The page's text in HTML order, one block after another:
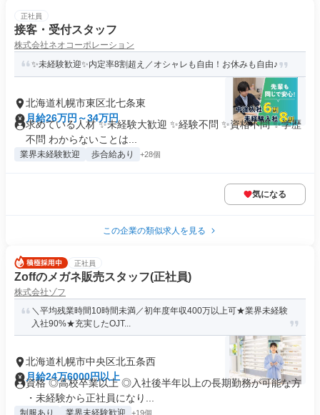
正社員
接客・受付スタッフ
株式会社ネオコーポレーション
✨未経験歓迎✨内定率8割超え／オシャレも自由！お休みも自由♪
北海道札幌市東区北七条東
月給26万円～34万円
求めている人材 ✨未経験大歓迎 ✨経験不問 ✨資格不問 ✨学歴
不問 わからないことは...
業界未経験歓迎 歩合給あり +28個
気になる
この企業の類似求人を見る
正社員
Zoffのメガネ販売スタッフ(正社員)
株式会社ゾフ
＼平均残業時間10時間未満／初年度年収400万以上可★業界未経験
入社90%★充実したOJT...
北海道札幌市中央区北五条西
月給24万6000円以上
資格 ◎高校卒業以上 ◎入社後半年以上の長期勤務が可能な方
・未経験から正社員になり...
制服あり 業界未経験歓迎 +19個